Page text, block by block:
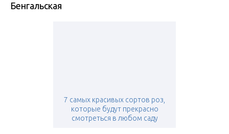
Бенгальская
7 самых красивых сортов роз,
которые будут прекрасно
смотреться в любом саду